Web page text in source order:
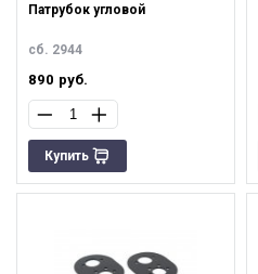
Патрубок угловой
сб. 2944
890 руб.
Купить